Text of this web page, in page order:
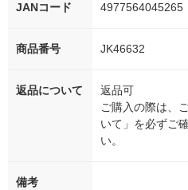
JANコード 4977564045265
商品番号 JK46632
返品について
返品可
ご購入の際は、
いて」を必ずご
い。
備考